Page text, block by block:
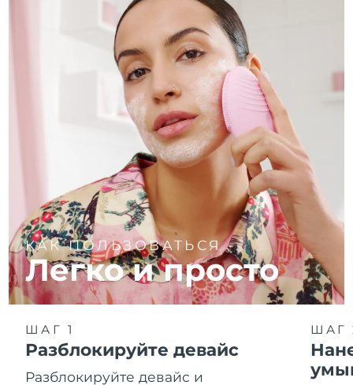
КАК ПОЛЬЗОВАТЬСЯ
Легко и просто
ШАГ 1
Разблокируйте девайс
Разблокируйте девайс и
ШАГ